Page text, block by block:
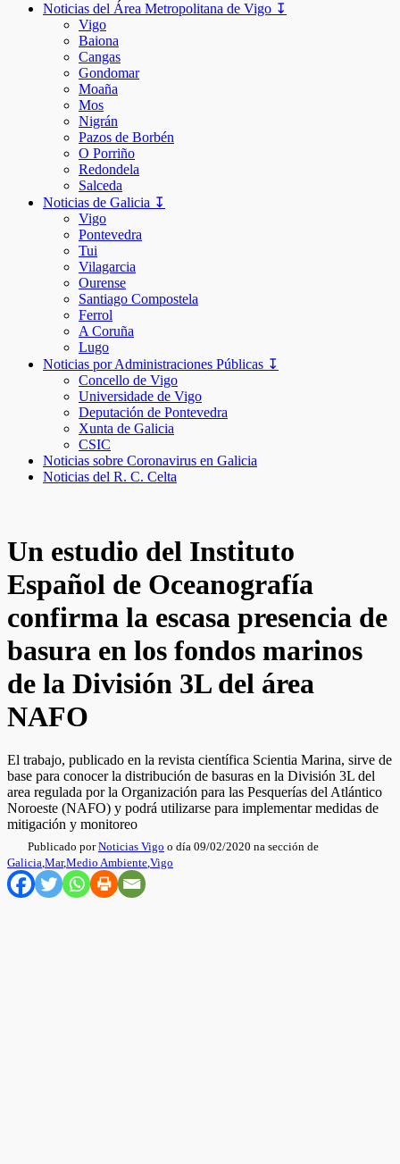
Noticias del Área Metropolitana de Vigo ↧
Vigo
Baiona
Cangas
Gondomar
Moaña
Mos
Nigrán
Pazos de Borbén
O Porriño
Redondela
Salceda
Noticias de Galicia ↧
Vigo
Pontevedra
Tui
Vilagarcia
Ourense
Santiago Compostela
Ferrol
A Coruña
Lugo
Noticias por Administraciones Públicas ↧
Concello de Vigo
Universidade de Vigo
Deputación de Pontevedra
Xunta de Galicia
CSIC
Noticias sobre Coronavirus en Galicia
Noticias del R. C. Celta
Un estudio del Instituto
Español de Oceanografía
confirma la escasa presencia de
basura en los fondos marinos
de la División 3L del área
NAFO
El trabajo, publicado en la revista científica Scientia Marina, sirve de
base para conocer la distribución de basuras en la División 3L del
area regulada por la Organización para las Pesquerías del Atlántico
Noroeste (NAFO) y podrá utilizarse para implementar medidas de
mitigación y monitoreo
Publicado porNoticias Vigo o día 09/02/2020 na sección de
Galicia,Mar,Medio Ambiente,Vigo